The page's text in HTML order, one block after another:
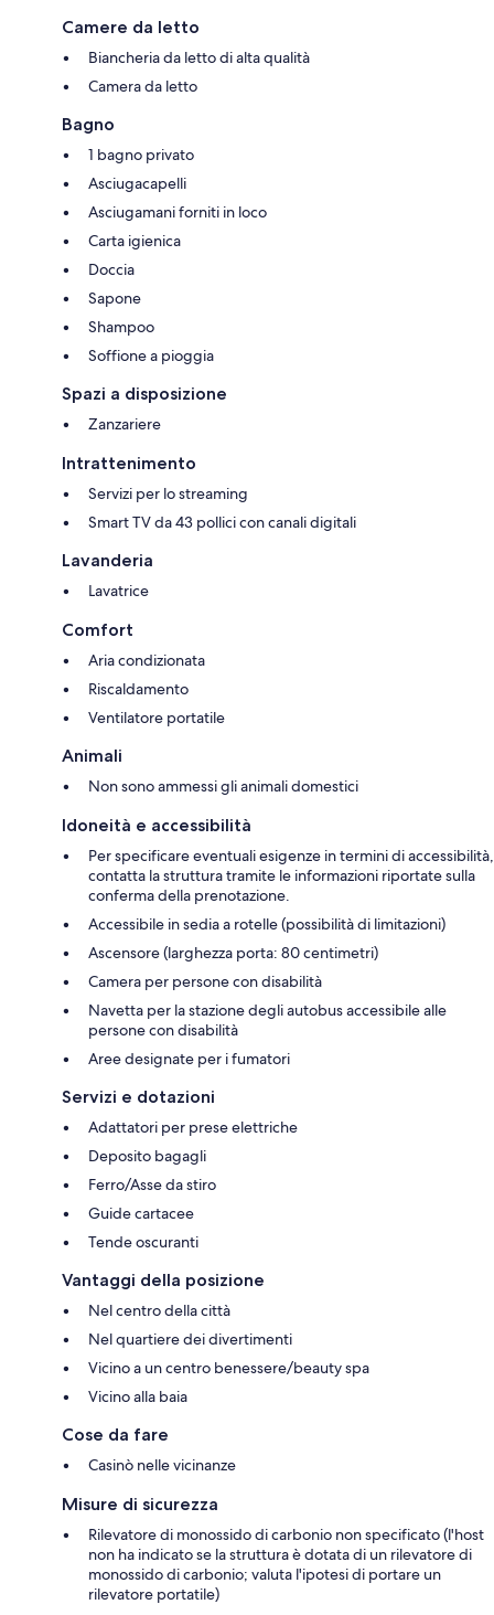
Camere da letto
Biancheria da letto di alta qualità
Camera da letto
Bagno
1 bagno privato
Asciugacapelli
Asciugamani forniti in loco
Carta igienica
Doccia
Sapone
Shampoo
Soffione a pioggia
Spazi a disposizione
Zanzariere
Intrattenimento
Servizi per lo streaming
Smart TV da 43 pollici con canali digitali
Lavanderia
Lavatrice
Comfort
Aria condizionata
Riscaldamento
Ventilatore portatile
Animali
Non sono ammessi gli animali domestici
Idoneità e accessibilità
Per specificare eventuali esigenze in termini di accessibilità,
contatta la struttura tramite le informazioni riportate sulla
conferma della prenotazione.
Accessibile in sedia a rotelle (possibilità di limitazioni)
Ascensore (larghezza porta: 80 centimetri)
Camera per persone con disabilità
Navetta per la stazione degli autobus accessibile alle
persone con disabilità
Aree designate per i fumatori
Servizi e dotazioni
Adattatori per prese elettriche
Deposito bagagli
Ferro/Asse da stiro
Guide cartacee
Tende oscuranti
Vantaggi della posizione
Nel centro della città
Nel quartiere dei divertimenti
Vicino a un centro benessere/beauty spa
Vicino alla baia
Cose da fare
Casinò nelle vicinanze
Misure di sicurezza
Rilevatore di monossido di carbonio non specificato (l'host
non ha indicato se la struttura è dotata di un rilevatore di
monossido di carbonio; valuta l'ipotesi di portare un
rilevatore portatile)